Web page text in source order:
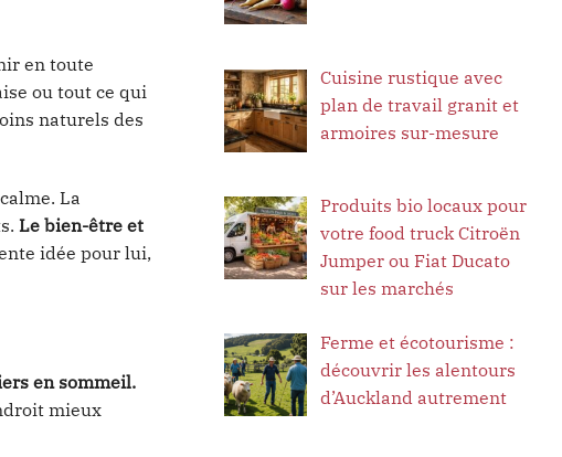
en toute
ou tout ce qui
naturels des
La
Le bien-être et
idée pour lui,
en sommeil.
mieux
Cuisine rustique avec
plan de travail granit et
armoires sur-mesure
Produits bio locaux pour
votre food truck Citroën
Jumper ou Fiat Ducato
sur les marchés
Ferme et écotourisme :
découvrir les alentours
d’Auckland autrement